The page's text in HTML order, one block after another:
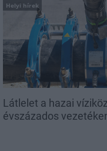
Helyi hírek
Látlelet a hazai
évszázados